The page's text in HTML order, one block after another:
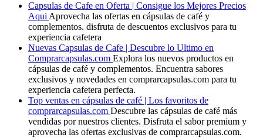
Capsulas de Cafe en Oferta | Consigue los Mejores Precios
AquiAprovecha las ofertas en cápsulas de café y
complementos. disfruta de descuentos exclusivos para tu
experiencia cafetera
Nuevas Capsulas de Cafe | Descubre lo Ultimo en
Comprarcapsulas.com Explora los nuevos productos en
cápsulas de café y complementos. Encuentra sabores
exclusivos y novedades en comprarcapsulas.com para tu
experiencia cafetera perfecta.
Top ventas en cápsulas de café | Los favoritos de
comprarcapsulas.com Descubre las cápsulas de café más
vendidas por nuestros clientes. Disfruta el sabor premium y
aprovecha las ofertas exclusivas de comprarcapsulas.com.